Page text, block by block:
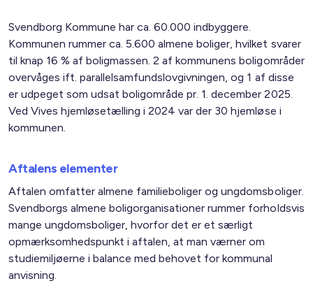
Svendborg Kommune har ca. 60.000 indbyggere.
Kommunen rummer ca. 5.600 almene boliger, hvilket svarer
til knap 16 % af boligmassen. 2 af kommunens boligområder
overvåges ift. parallelsamfundslovgivningen, og 1 af disse
er udpeget som udsat boligområde pr. 1. december 2025.
Ved Vives hjemløsetælling i 2024 var der 30 hjemløse i
kommunen.
Aftalens elementer
Aftalen omfatter almene familieboliger og ungdomsboliger.
Svendborgs almene boligorganisationer rummer forholdsvis
mange ungdomsboliger, hvorfor det er et særligt
opmærksomhedspunkt i aftalen, at man værner om
studiemiljøerne i balance med behovet for kommunal
anvisning.